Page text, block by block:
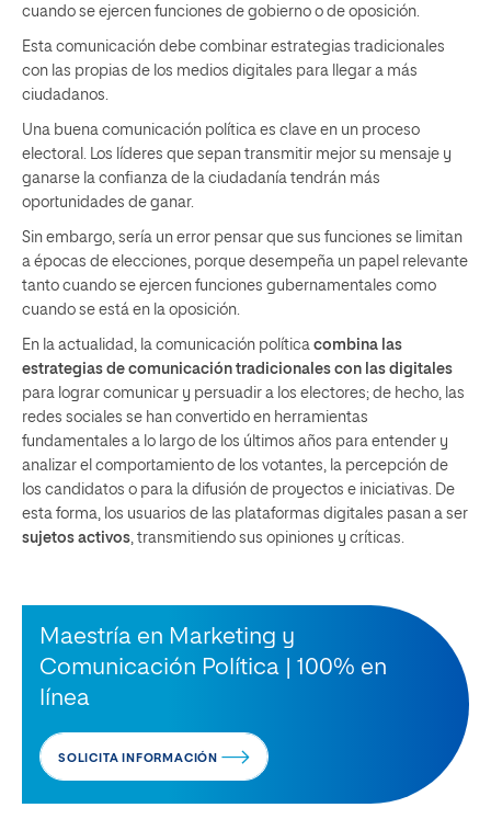
cuando se ejercen funciones de gobierno o de oposición.
Esta comunicación debe combinar estrategias tradicionales
con las propias de los medios digitales para llegar a más
ciudadanos.
Una buena comunicación política es clave en un proceso
electoral. Los líderes que sepan transmitir mejor su mensaje y
ganarse la confianza de la ciudadanía tendrán más
oportunidades de ganar.
Sin embargo, sería un error pensar que sus funciones se limitan
a épocas de elecciones, porque desempeña un papel relevante
tanto cuando se ejercen funciones gubernamentales como
cuando se está en la oposición.
En la actualidad, la comunicación política combina las
estrategias de comunicación tradicionales con las digitales
para lograr comunicar y persuadir a los electores; de hecho, las
redes sociales se han convertido en herramientas
fundamentales a lo largo de los últimos años para entender y
analizar el comportamiento de los votantes, la percepción de
los candidatos o para la difusión de proyectos e iniciativas. De
esta forma, los usuarios de las plataformas digitales pasan a ser
sujetos activos , transmitiendo sus opiniones y críticas.
Maestría en Marketing y
Comunicación Política | 100% en
línea
SOLICITA INFORMACIÓN